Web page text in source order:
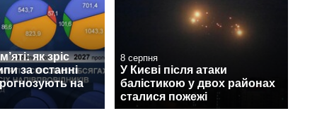
як зріс
за останні
на
8 серпня
У Києві після атаки
балістикою у двох районах
сталися пожежі